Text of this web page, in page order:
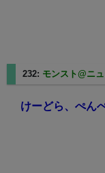
232: モンスト@ニ
けーどら、ぺん